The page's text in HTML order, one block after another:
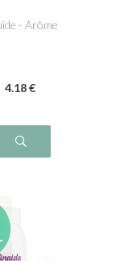
- Arôme
4.18 €